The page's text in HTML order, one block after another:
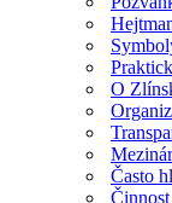
O
Často